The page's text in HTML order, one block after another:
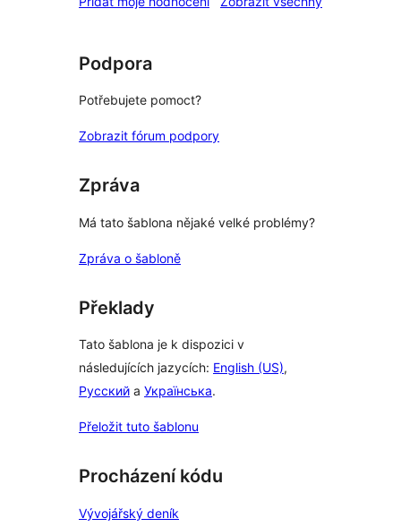
Podpora
Potřebujete pomoct?
Zobrazit fórum podpory
Zpráva
Má tato šablona nějaké velké problémy?
Zpráva o šabloně
Překlady
Tato šablona je k dispozici v
následujících jazycích: English (US),
Русский a Українська.
Přeložit tuto šablonu
Procházení kódu
Vývojářský deník